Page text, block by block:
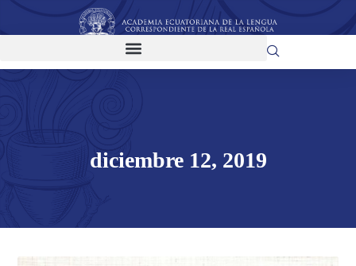
diciembre 12, 2019